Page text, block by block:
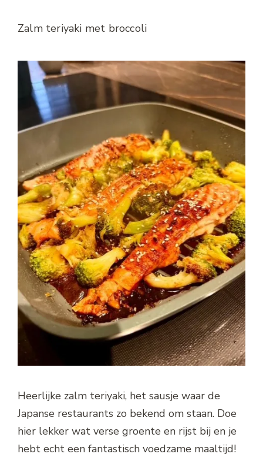
Zalm teriyaki met broccoli
Heerlijke zalm teriyaki, het sausje waar de
Japanse restaurants zo bekend om staan. Doe
hier lekker wat verse groente en rijst bij en je
hebt echt een fantastisch voedzame maaltijd!